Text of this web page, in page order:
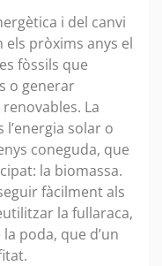
i del canvi
els pròxims anys el
fòssils que
o generar
La
solar o
coneguda, que
la biomassa.
fàcilment als
la fullaraca,
poda, que d’un